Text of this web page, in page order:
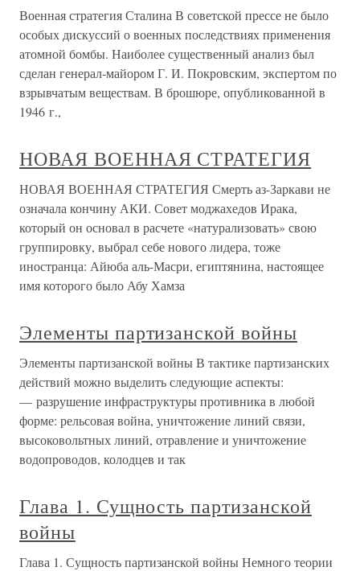
Военная стратегия Сталина В советской прессе не было
особых дискуссий о военных последствиях применения
атомной бомбы. Наиболее существенный анализ был
сделан генерал-майором Г. И. Покровским, экспертом по
взрывчатым веществам. В брошюре, опубликованной в
1946 г.,
НОВАЯ ВОЕННАЯ СТРАТЕГИЯ
НОВАЯ ВОЕННАЯ СТРАТЕГИЯ Смерть аз-Заркави не
означала кончину АКИ. Совет моджахедов Ирака,
который он основал в расчете «натурализовать» свою
группировку, выбрал себе нового лидера, тоже
иностранца: Айюба аль-Масри, египтянина, настоящее
имя которого было Абу Хамза
Элементы партизанской войны
Элементы партизанской войны В тактике партизанских
действий можно выделить следующие аспекты:
— разрушение инфраструктуры противника в любой
форме: рельсовая война, уничтожение линий связи,
высоковольтных линий, отравление и уничтожение
водопроводов, колодцев и так
Глава 1. Сущность партизанской
войны
Глава 1. Сущность партизанской войны Немного теории